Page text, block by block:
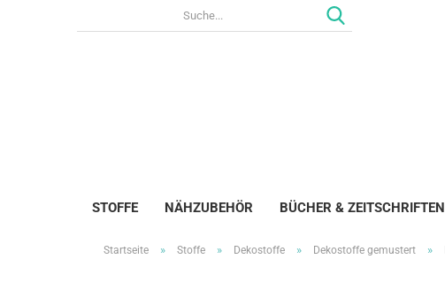
STOFFE NÄHZUBEHÖR BÜCHER & ZEITSCHRIFTEN
Startseite » Stoffe » Dekostoffe » Dekostoffe gemustert »